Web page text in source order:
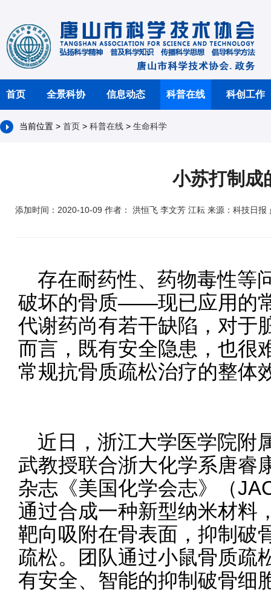
首页 全景科协 信息动态 科普在线 科创工作
当前位置 > 首页 > 科普在线 > 生命科学
小苏打制成
添加时间：2020-10-09 作者： 洪恒飞 李文芳 江耘 来源：科技日报
存在耐药性、药物毒性等
破坏的骨质——现已应用的
代谢药尚有若干缺陷，对于
而言，既有安全隐患，也很
常规抗骨质疏松治疗的整体
近日，浙江大学医学院附
武教授联合浙大化学系唐睿
杂志《美国化学会志》（
通过合成一种新型纳米材料
靶向吸附在骨表面，抑制破
疏松。团队通过小鼠骨质疏
有安全、智能的抑制破骨细